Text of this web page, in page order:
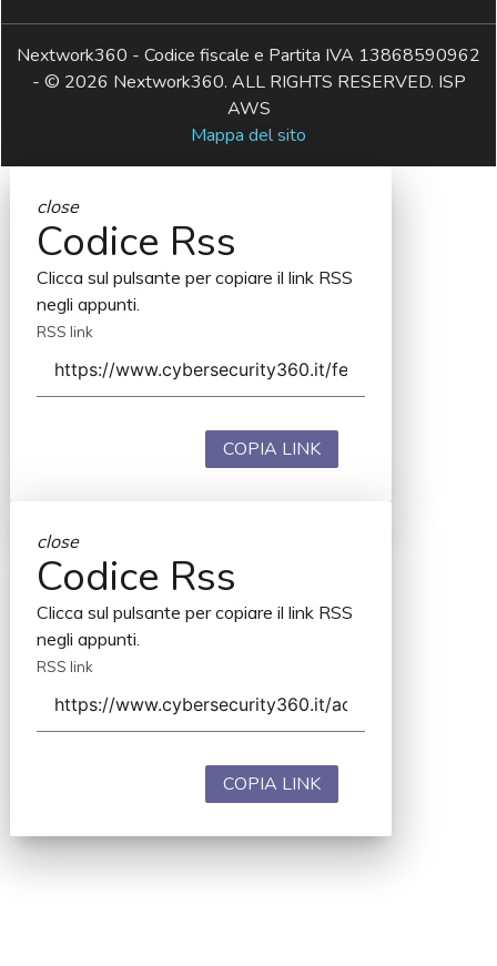
Nextwork360 - Codice fiscale e Partita IVA 13868590962
- © 2026 Nextwork360. ALL RIGHTS RESERVED. ISP
AWS
Mappa del sito
close
Codice Rss
Clicca sul pulsante per copiare il link RSS
negli appunti.
RSS link
COPIA LINK
close
Codice Rss
Clicca sul pulsante per copiare il link RSS
negli appunti.
RSS link
COPIA LINK